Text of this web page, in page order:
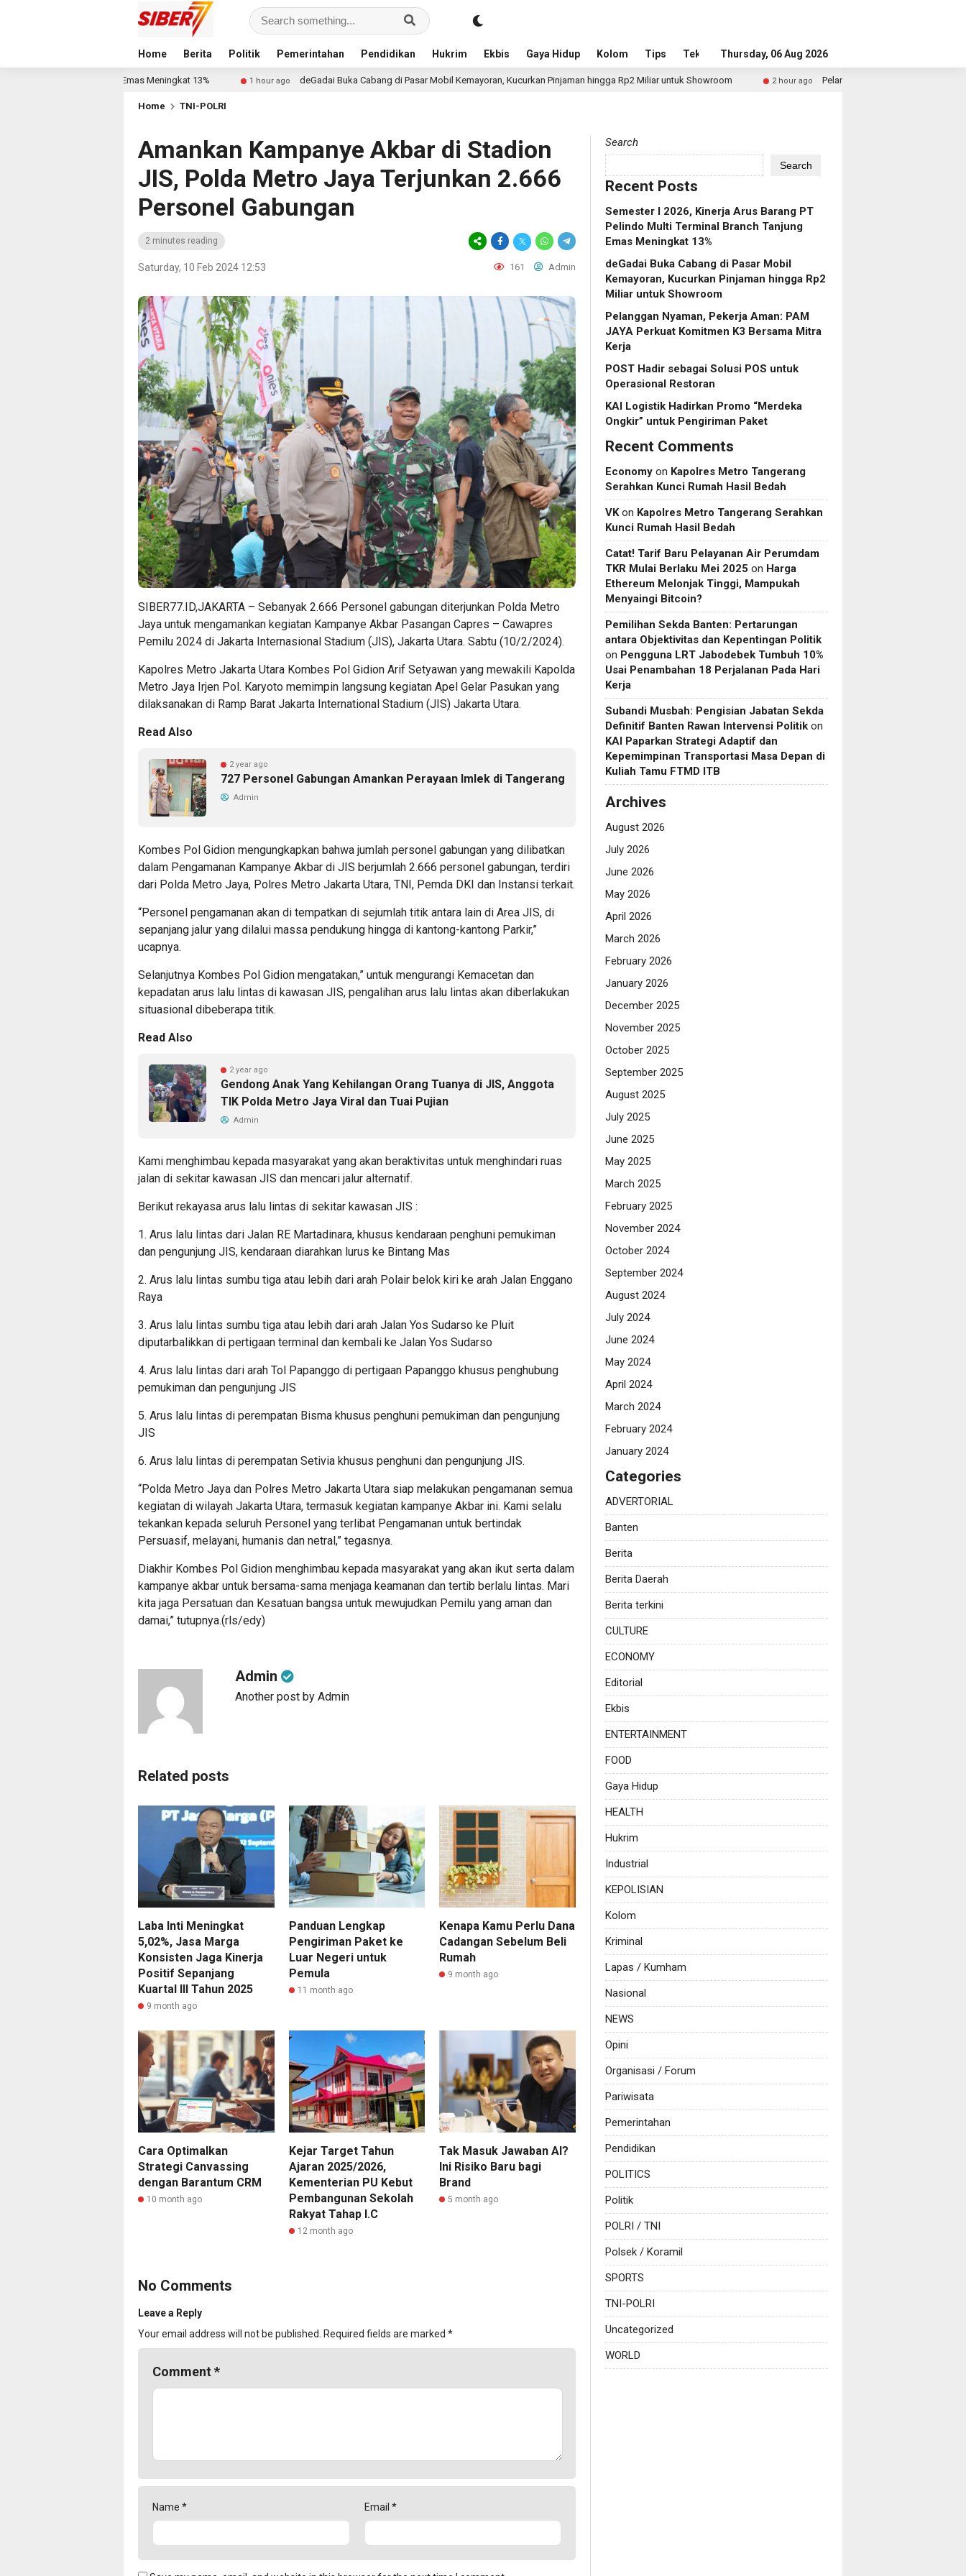
Home Berita Politik Pemerintahan Pendidikan Hukrim Ekbis Gaya Hidup Kolom Tips Tekno Thursday, 06 Aug 2026
Tanjung Emas Meningkat 13% 1 hour ago deGadai Buka Cabang di Pasar Mobil Kemayoran, Kucurkan Pinjaman hingga Rp2 Miliar untuk Showroom 2 hour ago Pelanggan Nyaman, Pekerja Aman: PAM JAYA
Home TNI-POLRI
Amankan Kampanye Akbar di Stadion
JIS, Polda Metro Jaya Terjunkan 2.666
Personel Gabungan
2 minutes reading
Saturday, 10 Feb 2024 12:53 161 Admin
SIBER77.ID,JAKARTA – Sebanyak 2.666 Personel gabungan diterjunkan Polda Metro
Jaya untuk mengamankan kegiatan Kampanye Akbar Pasangan Capres – Cawapres
Pemilu 2024 di Jakarta Internasional Stadium (JIS), Jakarta Utara. Sabtu (10/2/2024).
Kapolres Metro Jakarta Utara Kombes Pol Gidion Arif Setyawan yang mewakili Kapolda
Metro Jaya Irjen Pol. Karyoto memimpin langsung kegiatan Apel Gelar Pasukan yang
dilaksanakan di Ramp Barat Jakarta International Stadium (JIS) Jakarta Utara.
Read Also
2 year ago
727 Personel Gabungan Amankan Perayaan Imlek di Tangerang
Admin
Kombes Pol Gidion mengungkapkan bahwa jumlah personel gabungan yang dilibatkan
dalam Pengamanan Kampanye Akbar di JIS berjumlah 2.666 personel gabungan, terdiri
dari Polda Metro Jaya, Polres Metro Jakarta Utara, TNI, Pemda DKI dan Instansi terkait.
“Personel pengamanan akan di tempatkan di sejumlah titik antara lain di Area JIS, di
sepanjang jalur yang dilalui massa pendukung hingga di kantong-kantong Parkir,”
ucapnya.
Selanjutnya Kombes Pol Gidion mengatakan,” untuk mengurangi Kemacetan dan
kepadatan arus lalu lintas di kawasan JIS, pengalihan arus lalu lintas akan diberlakukan
situasional dibeberapa titik.
Read Also
2 year ago
Gendong Anak Yang Kehilangan Orang Tuanya di JIS, Anggota
TIK Polda Metro Jaya Viral dan Tuai Pujian
Admin
Kami menghimbau kepada masyarakat yang akan beraktivitas untuk menghindari ruas
jalan di sekitar kawasan JIS dan mencari jalur alternatif.
Berikut rekayasa arus lalu lintas di sekitar kawasan JIS :
1. Arus lalu lintas dari Jalan RE Martadinara, khusus kendaraan penghuni pemukiman
dan pengunjung JIS, kendaraan diarahkan lurus ke Bintang Mas
2. Arus lalu lintas sumbu tiga atau lebih dari arah Polair belok kiri ke arah Jalan Enggano
Raya
3. Arus lalu lintas sumbu tiga atau lebih dari arah Jalan Yos Sudarso ke Pluit
diputarbalikkan di pertigaan terminal dan kembali ke Jalan Yos Sudarso
4. Arus lalu lintas dari arah Tol Papanggo di pertigaan Papanggo khusus penghubung
pemukiman dan pengunjung JIS
5. Arus lalu lintas di perempatan Bisma khusus penghuni pemukiman dan pengunjung
JIS
6. Arus lalu lintas di perempatan Setivia khusus penghuni dan pengunjung JIS.
“Polda Metro Jaya dan Polres Metro Jakarta Utara siap melakukan pengamanan semua
kegiatan di wilayah Jakarta Utara, termasuk kegiatan kampanye Akbar ini. Kami selalu
tekankan kepada seluruh Personel yang terlibat Pengamanan untuk bertindak
Persuasif, melayani, humanis dan netral,” tegasnya.
Diakhir Kombes Pol Gidion menghimbau kepada masyarakat yang akan ikut serta dalam
kampanye akbar untuk bersama-sama menjaga keamanan dan tertib berlalu lintas. Mari
kita jaga Persatuan dan Kesatuan bangsa untuk mewujudkan Pemilu yang aman dan
damai,” tutupnya.(rls/edy)
Admin
Another post by Admin
Related posts
Laba Inti Meningkat
5,02%, Jasa Marga
Konsisten Jaga Kinerja
Positif Sepanjang
Kuartal III Tahun 2025
9 month ago
Panduan Lengkap
Pengiriman Paket ke
Luar Negeri untuk
Pemula
11 month ago
Kenapa Kamu Perlu Dana
Cadangan Sebelum Beli
Rumah
9 month ago
Cara Optimalkan
Strategi Canvassing
dengan Barantum CRM
10 month ago
Kejar Target Tahun
Ajaran 2025/2026,
Kementerian PU Kebut
Pembangunan Sekolah
Rakyat Tahap I.C
12 month ago
Tak Masuk Jawaban AI?
Ini Risiko Baru bagi
Brand
5 month ago
No Comments
Leave a Reply
Your email address will not be published. Required fields are marked *
Comment *
Name * Email *
Search
Search
Recent Posts
Semester I 2026, Kinerja Arus Barang PT
Pelindo Multi Terminal Branch Tanjung
Emas Meningkat 13%
deGadai Buka Cabang di Pasar Mobil
Kemayoran, Kucurkan Pinjaman hingga Rp2
Miliar untuk Showroom
Pelanggan Nyaman, Pekerja Aman: PAM
JAYA Perkuat Komitmen K3 Bersama Mitra
Kerja
POST Hadir sebagai Solusi POS untuk
Operasional Restoran
KAI Logistik Hadirkan Promo “Merdeka
Ongkir” untuk Pengiriman Paket
Recent Comments
Economy on Kapolres Metro Tangerang
Serahkan Kunci Rumah Hasil Bedah
VKon Kapolres Metro Tangerang Serahkan
Kunci Rumah Hasil Bedah
Catat! Tarif Baru Pelayanan Air Perumdam
TKR Mulai Berlaku Mei 2025 on Harga
Ethereum Melonjak Tinggi, Mampukah
Menyaingi Bitcoin?
Pemilihan Sekda Banten: Pertarungan
antara Objektivitas dan Kepentingan Politik
on Pengguna LRT Jabodebek Tumbuh 10%
Usai Penambahan 18 Perjalanan Pada Hari
Kerja
Subandi Musbah: Pengisian Jabatan Sekda
Definitif Banten Rawan Intervensi Politik on
KAI Paparkan Strategi Adaptif dan
Kepemimpinan Transportasi Masa Depan di
Kuliah Tamu FTMD ITB
Archives
August 2026
July 2026
June 2026
May 2026
April 2026
March 2026
February 2026
January 2026
December 2025
November 2025
October 2025
September 2025
August 2025
July 2025
June 2025
May 2025
March 2025
February 2025
November 2024
October 2024
September 2024
August 2024
July 2024
June 2024
May 2024
April 2024
March 2024
February 2024
January 2024
Categories
ADVERTORIAL
Banten
Berita
Berita Daerah
Berita terkini
CULTURE
ECONOMY
Editorial
Ekbis
ENTERTAINMENT
FOOD
Gaya Hidup
HEALTH
Hukrim
Industrial
KEPOLISIAN
Kolom
Kriminal
Lapas / Kumham
Nasional
NEWS
Opini
Organisasi / Forum
Pariwisata
Pemerintahan
Pendidikan
POLITICS
Politik
POLRI / TNI
Polsek / Koramil
SPORTS
TNI-POLRI
Uncategorized
WORLD